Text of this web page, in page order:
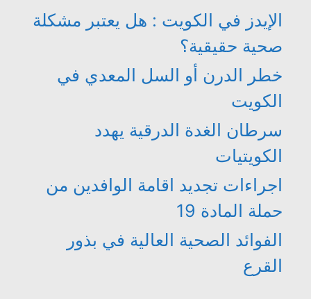
الإيدز في الكويت : هل يعتبر مشكلة
صحية حقيقية؟
خطر الدرن أو السل المعدي في
الكويت
سرطان الغدة الدرقية يهدد
الكويتيات
اجراءات تجديد اقامة الوافدين من
حملة المادة 19
الفوائد الصحية العالية في بذور
القرع